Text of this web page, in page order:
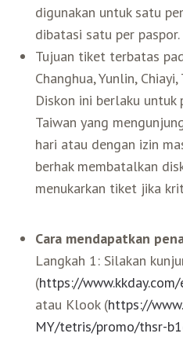
digunakan untuk satu
dibatasi satu per paspor.
Tujuan tiket terbatas
Changhua, Yunlin,
Diskon ini berlaku untuk
Taiwan yang
hari atau dengan izin
berhak membatalkan
menukarkan tiket jika
Cara mendapatkan
Langkah 1: Silakan
(https://
atau Klook (https://
MY/tetris/promo/thsr-